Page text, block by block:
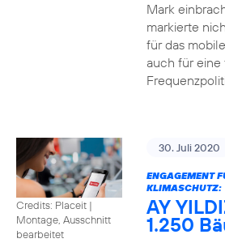
Mark
markierte
für das
auch für
Credits: Placeit |
Montage, Ausschnitt
bearbeitet
30. Juli 2020
ENGAGEMENT
KLIMASCHUTZ:
AY
1.250